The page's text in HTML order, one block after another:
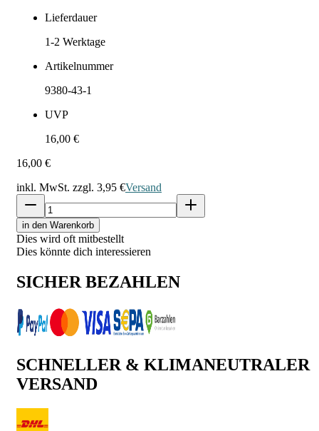
Lieferdauer
1-2 Werktage
Artikelnummer
9380-43-1
UVP
16,00 €
16,00 €
inkl. MwSt. zzgl. 3,95 €Versand
in den Warenkorb
Dies wird oft mitbestellt
Dies könnte dich interessieren
SICHER BEZAHLEN
SCHNELLER & KLIMANEUTRALER
VERSAND